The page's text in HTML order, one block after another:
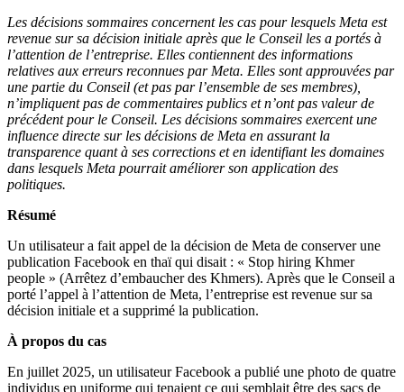
Les décisions sommaires concernent les cas pour lesquels Meta est
revenue sur sa décision initiale après que le Conseil les a portés à
l’attention de l’entreprise. Elles contiennent des informations
relatives aux erreurs reconnues par Meta. Elles sont approuvées par
une partie du Conseil (et pas par l’ensemble de ses membres),
n’impliquent pas de commentaires publics et n’ont pas valeur de
précédent pour le Conseil. Les décisions sommaires exercent une
influence directe sur les décisions de Meta en assurant la
transparence quant à ses corrections et en identifiant les domaines
dans lesquels Meta pourrait améliorer son application des
politiques.
Résumé
Un utilisateur a fait appel de la décision de Meta de conserver une
publication Facebook en thaï qui disait : « Stop hiring Khmer
people » (Arrêtez d’embaucher des Khmers). Après que le Conseil a
porté l’appel à l’attention de Meta, l’entreprise est revenue sur sa
décision initiale et a supprimé la publication.
À propos du cas
En juillet 2025, un utilisateur Facebook a publié une photo de quatre
individus en uniforme qui tenaient ce qui semblait être des sacs de